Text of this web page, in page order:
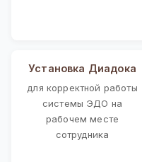
Установка Диадока
для корректной работы
системы ЭДО на
рабочем месте
сотрудника